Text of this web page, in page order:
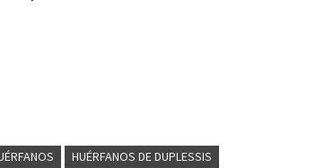
HUÉRFANOS DE DUPLESSIS